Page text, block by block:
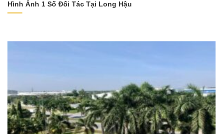
Hình Ảnh 1 Số Đối Tác Tại Long Hậu